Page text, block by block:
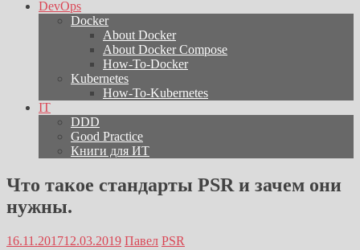
DevOps
Docker
About Docker
About Docker Compose
How-To-Docker
Kubernetes
How-To-Kubernetes
IT
DDD
Good Practice
Книги для ИТ
Что такое стандарты PSR и зачем они
нужны.
16.11.201712.03.2019 Павел PSR